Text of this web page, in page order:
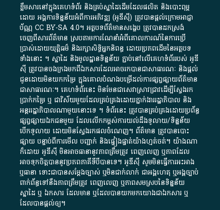
ខ្លឹមសារ​នៅ​ក្នុង​គេហទំព័រ និង​គ្រប់​ស្នា​ដៃ​ដើម​ដែល​ផលិត​ និង​បោះពុម្ព​
ដោយ​ អង្គការ​ទិន្នន័យ​អំពី​ការអភិវឌ្ឍ​​ (អូ​ឌី​ស៊ី)​ ត្រូវ​បាន​ផ្តល់​ក្រោម​អាជ្ញា
ប័ណ្ណ​CC BY-SA 4.0។​ អត្ថបទ​ព័ត៌មាន​សង្ខេប​ ត្រូវ​បាន​ដកស្រង់​
ចេញពី​សារព័ត៌មាន ស្របតាមការ​ណែនាំ​អំពី​គោលការណ៍​នៃ​ការ​ប្រើ
ប្រាស់​ដោយ​យុត្តិធម៌​ និង​រក្សាសិទ្ធិអ្នកនិពន្ធ ដោយ​ប្រភពដើម​នៃ​​អត្ថបទ
ទាំង​នោះ​ ។​ ស្នាដៃ​ និង​មូលដ្ឋាន​ទិន្នន័យ ​ភ្ជាប់​នៅ​លើ​គេហទំព័រ​របស់​ អូ​ឌី​
ស៊ី​ ត្រូវ​បាន​ចងក្រង​មក​ពី​ឯកសារ​ដែល​អាច​រក​បានជា​សាធារណៈ​ និង​ផ្តល់​
ជូន​ដោយ​មិន​យក​កម្រៃ​ ក្នុង​គោលបំណង​បម្រើ​ដល់ការ​ផ្សព្វផ្សាយ​ព័ត៌មាន​
ជា​សាធារណៈ​។​ គេហទំព័រ​នេះ​ មិនមែន​ជា​សេវា​ស្រាវជ្រាវ​ដើម្បី​ស្វែងរក
ប្រាក់​កម្រៃ​ ឬ​ ជា​វិស័យ​មួយ​ដែល​គ្រប់គ្រង​ដោយ​ភ្នាក់ងារ​រដ្ឋាភិបាល​ និង ​
អន្តររដ្ឋាភិបាល​ណាមួយ​នោះ​ទេ ​។​ ទំព័រ​នេះ​ ត្រូវ​បាន​គ្រប់គ្រង​ដោយ​ប្រព័ន្ធ​
ផ្សព្វផ្សាយ​ឯកជន​មួយ​ ដែល​លើកកម្ពស់​ការ​យល់​ដឹង​ទូលាយ​/​ទិន្នន័យ​
បើក​ទូលាយ​ ដោយ​មិនស្វែង​រក​ផល​ចំណេញ​។​ ព័ត៌មាន​ ត្រូវ​បាន​បោះ
ផ្សាយ​ បន្ទាប់​ពី​ការ​មើល​ បញ្ជាក់​ និង​ផ្ទៀងផ្ទាត់​យ៉ាង​ហ្មត់ចត់​។​ យ៉ាងណា​
ក៏​ដោយ​ អូ​ឌី​ស៊ី​ មិន​អាច​ធានា​នូវ​ភាព​ត្រឹមត្រូវ​ ពេញលេញ​ ឬ​ភាព​ដែល​
អាច​ទុកចិត្ត​បាននូវ​ប្រភព​ភាគី​ទី​បី​បាន​ទេ​។​ អូ​ឌី​ស៊ី​ សូម​មិន​ធ្វើការ​អះអាង​
ឬ​ធានា​ ទោះជា​បាន​សម្តែង​ច្បាស់​ ឬ​មិន​ជាក់លាក់​ ជា​អង្គហេតុ​ ឬ​អង្គច្បាប់​
ពាក់ព័ន្ធ​ទៅ​នឹង​ភាព​ត្រឹមត្រូវ​ ពេញលេញ​ ឬ​ភាព​សម​ស្រប​នៃ​ទិន្នន័យ​
ស្នាដៃ​ ឬ​ ឯកសារ​ ដែល​មាន​ ឬ​ដែល​បាន​យក​មក​យោង​ជា​ឯកសារ​ ឬ​
ដែល​បាន​ផ្តល់​ឲ្យ​។